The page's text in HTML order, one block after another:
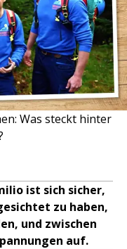
Was steckt hinter
ist sich sicher,
zu haben,
und zwischen
auf.